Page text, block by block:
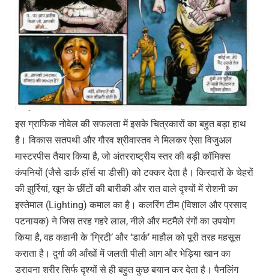
इस ग्राफिक नोवेल की सफलता में इसके चित्रकारों का बहुत बड़ा हाथ
है। विकास सतपथी और गौरव श्रीवास्तव ने मिलकर ऐसा विजुअल
मास्टरपीस तैयार किया है, जो अंतरराष्ट्रीय स्तर की बड़ी कॉमिक्स
कंपनियों (जैसे डार्क हॉर्स या डीसी) को टक्कर देता है। किरदारों के चेहरों
की झुर्रियां, खून के छींटों की बारीकी और रात वाले दृश्यों में रोशनी का
इस्तेमाल (Lighting) कमाल का है। कलरिंग टीम (विशाल और प्रसाद
पटनायक) ने जिस तरह गहरे लाल, नीले और मटमैले रंगों का उपयोग
किया है, वह कहानी के ‘ग्रिटी’ और ‘डार्क’ माहौल को पूरी तरह महसूस
कराता है। दुर्गा की आँखों में जलती पीली आग और भेड़िया खान का
डरावना शरीर सिर्फ दृश्यों से ही बहुत कुछ बयान कर देता है। पैनलिंग